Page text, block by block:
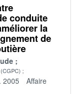
conduite
la
de
2005
Affaire